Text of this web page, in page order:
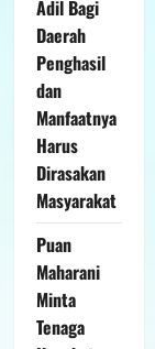
Adil Bagi
Daerah
Penghasil
dan
Manfaatnya
Harus
Dirasakan
Masyarakat
Puan
Maharani
Minta
Tenaga